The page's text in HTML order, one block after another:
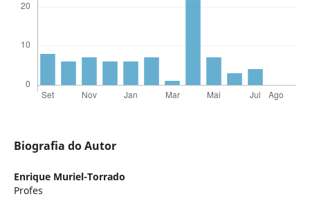
Biografia do Autor
Enrique Muriel-Torrado
Profes